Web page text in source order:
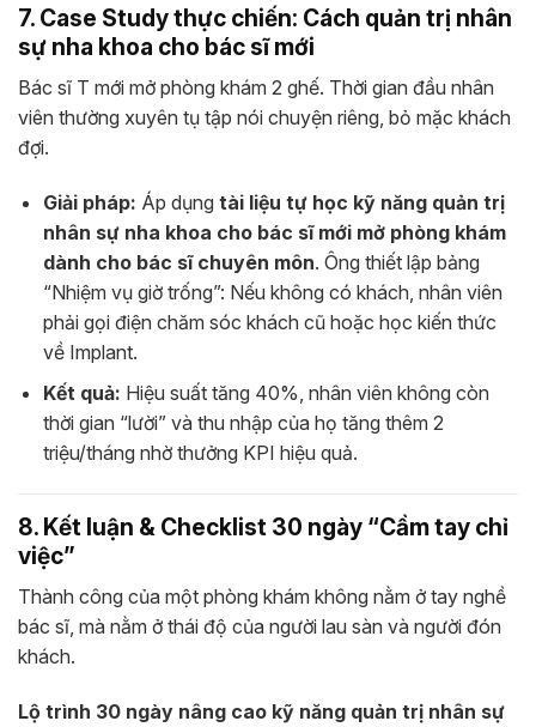
7. Case Study thực chiến: Cách quản trị nhân
sự nha khoa cho bác sĩ mới
Bác sĩ T mới mở phòng khám 2 ghế. Thời gian đầu nhân
viên thường xuyên tụ tập nói chuyện riêng, bỏ mặc khách
đợi.
Giải pháp: Áp dụng tài liệu tự học kỹ năng quản trị
nhân sự nha khoa cho bác sĩ mới mở phòng khám
dành cho bác sĩ chuyên môn. Ông thiết lập bảng
“Nhiệm vụ giờ trống”: Nếu không có khách, nhân viên
phải gọi điện chăm sóc khách cũ hoặc học kiến thức
về Implant.
Kết quả: Hiệu suất tăng 40%, nhân viên không còn
thời gian “lười” và thu nhập của họ tăng thêm 2
triệu/tháng nhờ thưởng KPI hiệu quả.
8. Kết luận & Checklist 30 ngày “Cầm tay chỉ
việc”
Thành công của một phòng khám không nằm ở tay nghề
bác sĩ, mà nằm ở thái độ của người lau sàn và người đón
khách.
Lộ trình 30 ngày nâng cao kỹ năng quản trị nhân sự